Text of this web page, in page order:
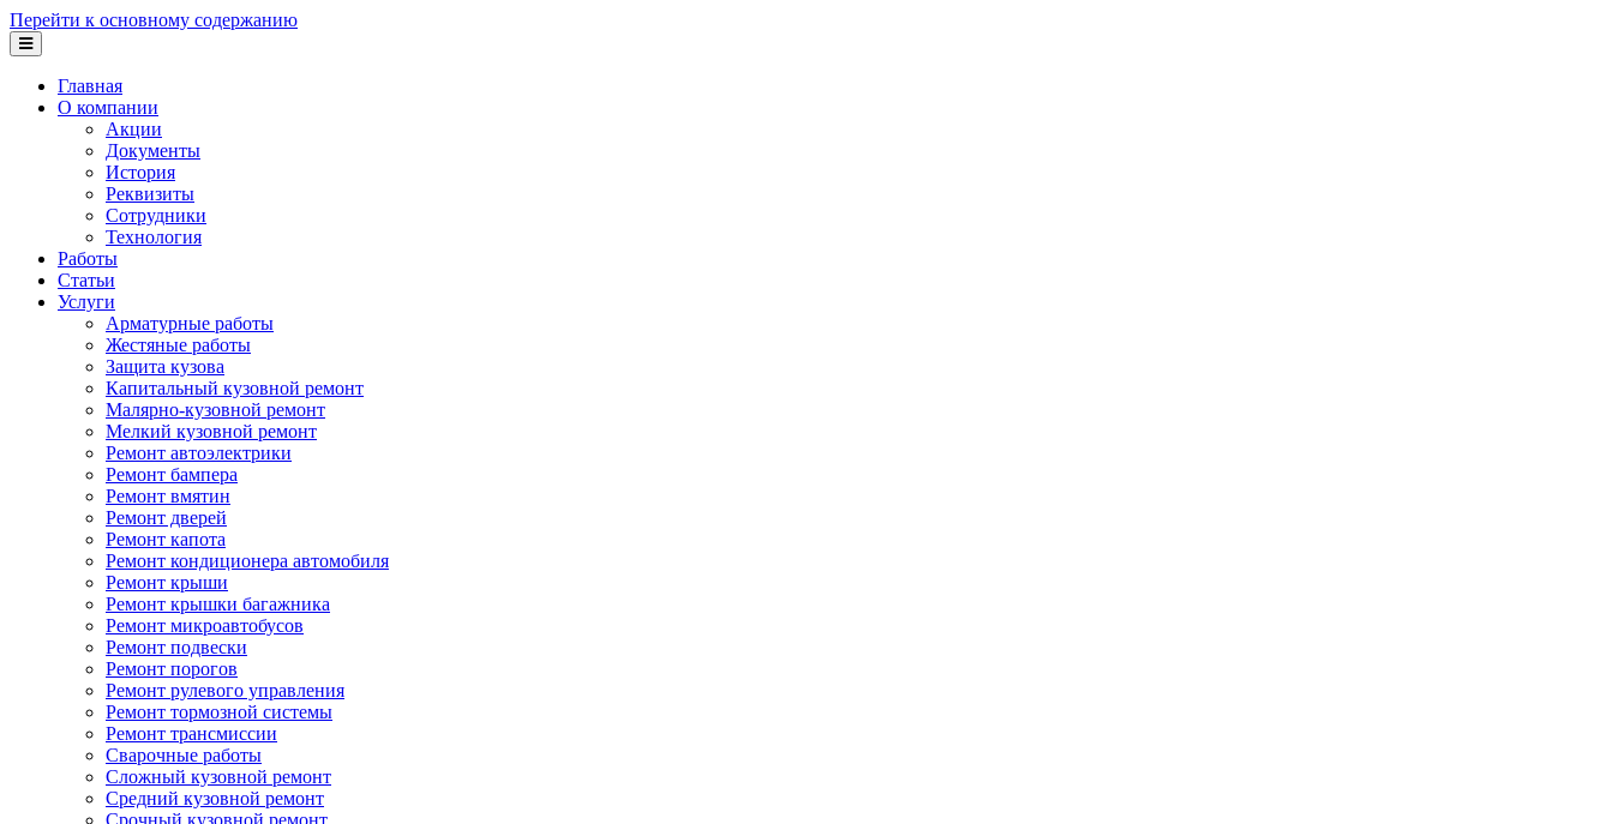
Перейти к основному содержанию
Главная
О компании
Акции
Документы
История
Реквизиты
Сотрудники
Технология
Работы
Статьи
Услуги
Арматурные работы
Жестяные работы
Защита кузова
Капитальный кузовной ремонт
Малярно-кузовной ремонт
Мелкий кузовной ремонт
Ремонт автоэлектрики
Ремонт бампера
Ремонт вмятин
Ремонт дверей
Ремонт капота
Ремонт кондиционера автомобиля
Ремонт крыши
Ремонт крышки багажника
Ремонт микроавтобусов
Ремонт подвески
Ремонт порогов
Ремонт рулевого управления
Ремонт тормозной системы
Ремонт трансмиссии
Сварочные работы
Сложный кузовной ремонт
Средний кузовной ремонт
Срочный кузовной ремонт